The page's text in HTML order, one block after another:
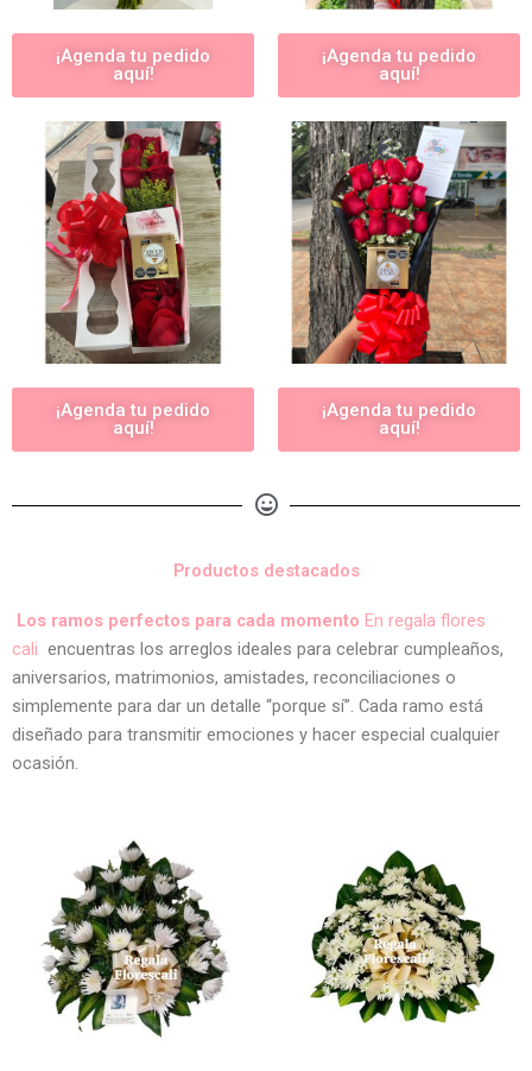
¡Agenda tu pedido
aquí!
¡Agenda tu pedido
aquí!
¡Agenda tu pedido
aquí!
¡Agenda tu pedido
aquí!
Productos destacados
Los ramos perfectos para cada momento En regala flores
cali encuentras los arreglos ideales para celebrar cumpleaños,
aniversarios, matrimonios, amistades, reconciliaciones o
simplemente para dar un detalle “porque sí”. Cada ramo está
diseñado para transmitir emociones y hacer especial cualquier
ocasión.